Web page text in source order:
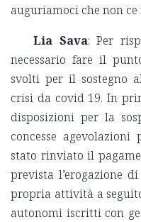
auguriamoci che non ce
Lia Sava: Per
necessario fare il
svolti per il sostegno
crisi da covid 19. In
disposizioni per la
concesse
stato rinviato il
prevista l’erogazione
propria attività a
autonomi iscritti con